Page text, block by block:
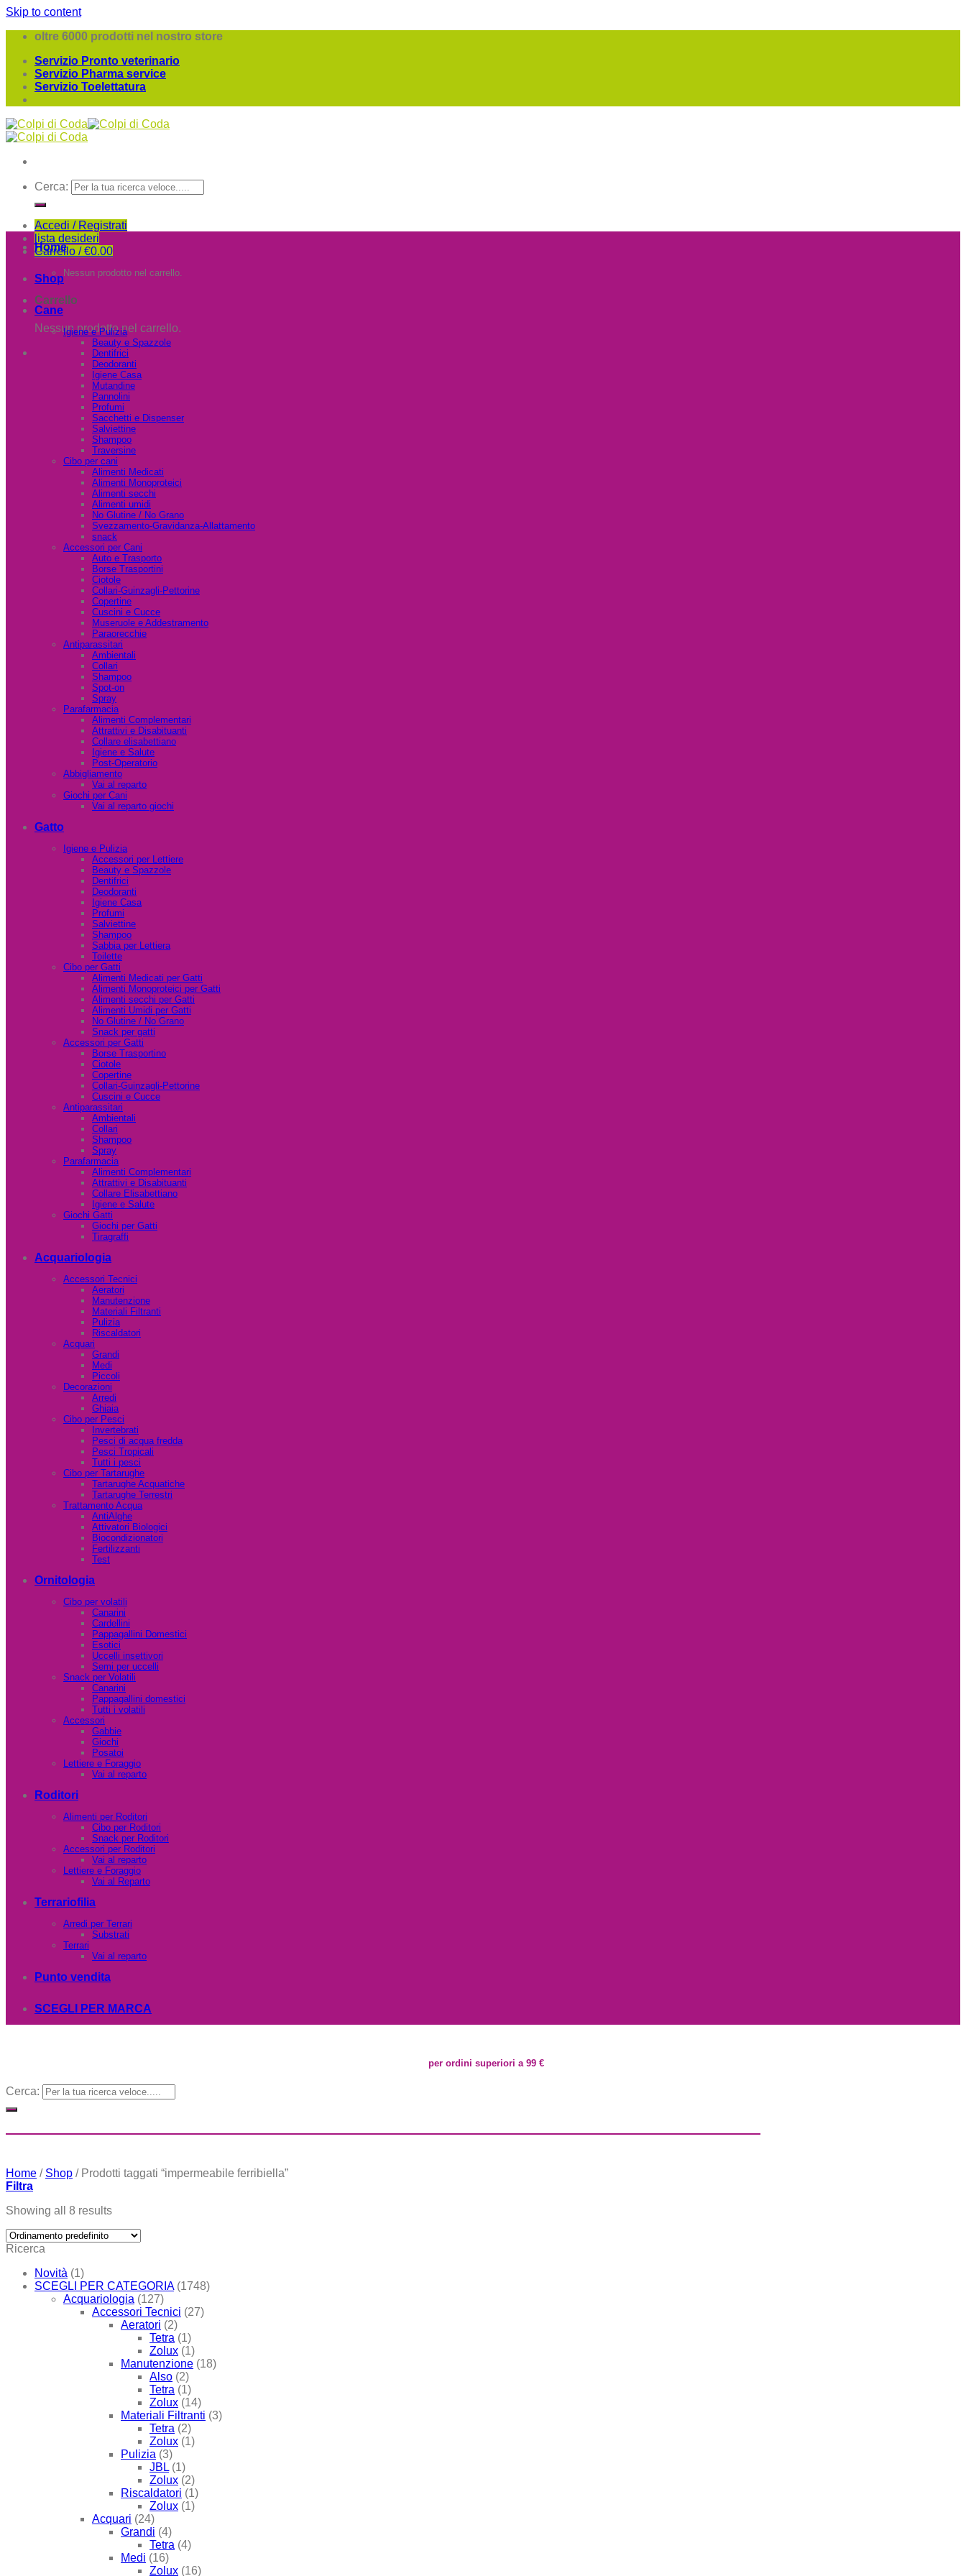
Skip to content
oltre 6000 prodotti nel nostro store
Servizio Pronto veterinario
Servizio Pharma service
Servizio Toelettatura
Cerca:
Accedi / Registrati
lista desideri
Carrello /€0.00
Nessun prodotto nel carrello.
Carrello
Nessun prodotto nel carrello.
Home
Shop
Cane
Igiene e Pulizia
Beauty e Spazzole
Dentifrici
Deodoranti
Igiene Casa
Mutandine
Pannolini
Profumi
Sacchetti e Dispenser
Salviettine
Shampoo
Traversine
Cibo per cani
Alimenti Medicati
Alimenti Monoproteici
Alimenti secchi
Alimenti umidi
No Glutine / No Grano
Svezzamento-Gravidanza-Allattamento
snack
Accessori per Cani
Auto e Trasporto
Borse Trasportini
Ciotole
Collari-Guinzagli-Pettorine
Copertine
Cuscini e Cucce
Museruole e Addestramento
Paraorecchie
Antiparassitari
Ambientali
Collari
Shampoo
Spot-on
Spray
Parafarmacia
Alimenti Complementari
Attrattivi e Disabituanti
Collare elisabettiano
Igiene e Salute
Post-Operatorio
Abbigliamento
Vai al reparto
Giochi per Cani
Vai al reparto giochi
Gatto
Igiene e Pulizia
Accessori per Lettiere
Beauty e Spazzole
Dentifrici
Deodoranti
Igiene Casa
Profumi
Salviettine
Shampoo
Sabbia per Lettiera
Toilette
Cibo per Gatti
Alimenti Medicati per Gatti
Alimenti Monoproteici per Gatti
Alimenti secchi per Gatti
Alimenti Umidi per Gatti
No Glutine / No Grano
Snack per gatti
Accessori per Gatti
Borse Trasportino
Ciotole
Copertine
Collari-Guinzagli-Pettorine
Cuscini e Cucce
Antiparassitari
Ambientali
Collari
Shampoo
Spray
Parafarmacia
Alimenti Complementari
Attrattivi e Disabituanti
Collare Elisabettiano
Igiene e Salute
Giochi Gatti
Giochi per Gatti
Tiragraffi
Acquariologia
Accessori Tecnici
Aeratori
Manutenzione
Materiali Filtranti
Pulizia
Riscaldatori
Acquari
Grandi
Medi
Piccoli
Decorazioni
Arredi
Ghiaia
Cibo per Pesci
Invertebrati
Pesci di acqua fredda
Pesci Tropicali
Tutti i pesci
Cibo per Tartarughe
Tartarughe Acquatiche
Tartarughe Terrestri
Trattamento Acqua
AntiAlghe
Attivatori Biologici
Biocondizionatori
Fertilizzanti
Test
Ornitologia
Cibo per volatili
Canarini
Cardellini
Pappagallini Domestici
Esotici
Uccelli insettivori
Semi per uccelli
Snack per Volatili
Canarini
Pappagallini domestici
Tutti i volatili
Accessori
Gabbie
Giochi
Posatoi
Lettiere e Foraggio
Vai al reparto
Roditori
Alimenti per Roditori
Cibo per Roditori
Snack per Roditori
Accessori per Roditori
Vai al reparto
Lettiere e Foraggio
Vai al Reparto
Terrariofilia
Arredi per Terrari
Substrati
Terrari
Vai al reparto
Punto vendita
SCEGLI PER MARCA
per ordini superiori a 99 €
Cerca:
Home / Shop /Prodotti taggati “impermeabile ferribiella”
Filtra
Showing all 8 results
Ricerca
Novità (1)
SCEGLI PER CATEGORIA (1748)
Acquariologia (127)
Accessori Tecnici (27)
Aeratori (2)
Tetra (1)
Zolux (1)
Manutenzione (18)
Also (2)
Tetra (1)
Zolux (14)
Materiali Filtranti (3)
Tetra (2)
Zolux (1)
Pulizia (3)
JBL (1)
Zolux (2)
Riscaldatori (1)
Zolux (1)
Acquari (24)
Grandi (4)
Tetra (4)
Medi (16)
Zolux (16)